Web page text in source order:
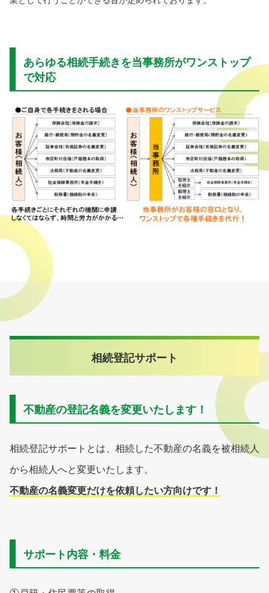
あらゆる相続手続きを当事務所がワンストップ
で対応
相続登記サポート
不動産の登記名義を変更いたします！
相続登記サポートとは、相続した不動産の名義を被相続人
から相続人へと変更いたします。
不動産の名義変更だけを依頼したい方向けです！
サポート内容・料金